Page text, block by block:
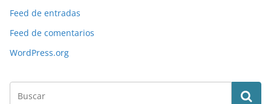
Feed de entradas
Feed de comentarios
WordPress.org